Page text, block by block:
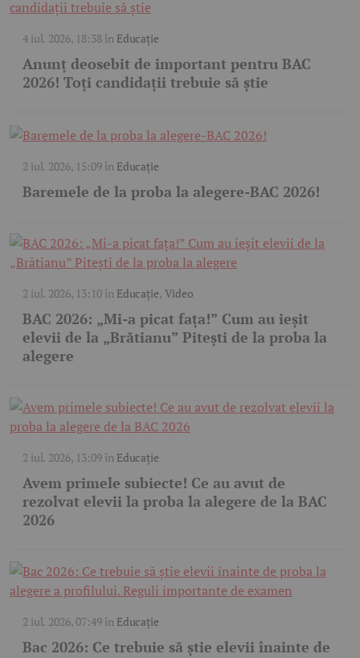
4 iul. 2026, 18:38în Educație
Anunț deosebit de important pentru BAC
2026! Toți candidații trebuie să știe
2 iul. 2026, 15:09în Educație
Baremele de la proba la alegere-BAC 2026!
2 iul. 2026, 13:10în Educație, Video
BAC 2026: „Mi-a picat fața!” Cum au ieșit
elevii de la „Brătianu” Pitești de la proba la
alegere
2 iul. 2026, 13:09în Educație
Avem primele subiecte! Ce au avut de
rezolvat elevii la proba la alegere de la BAC
2026
2 iul. 2026, 07:49în Educație
Bac 2026: Ce trebuie să știe elevii înainte de